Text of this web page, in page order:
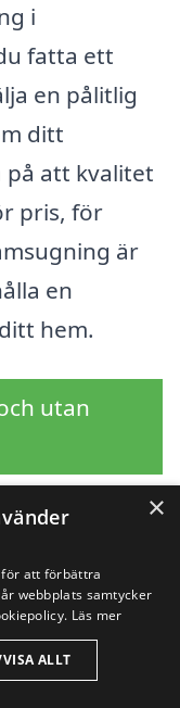
i
fatta ett
en pålitlig
ditt
på att kvalitet
pris, för
är
en
hem.
utan
×
för att förbättra
webbplats samtycker
Läs mer
ALLT